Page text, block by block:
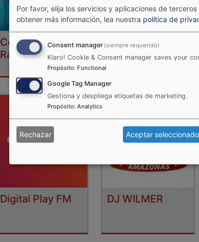
Corporación
Radial E&L
Cumbia Radio
Digital Play FM DJ WILMER
Por favor, elija los servicios y aplicaciones de
obtener más información, lea nuestra política de
Consent manager (siempre requerido)
Klaro! Cookie & Consent manager saves your
Propósito: Functional
Google Tag Manager
Gestiona y despliega etiquetas de marketing.
Propósito: Analytics
Rechazar Aceptar